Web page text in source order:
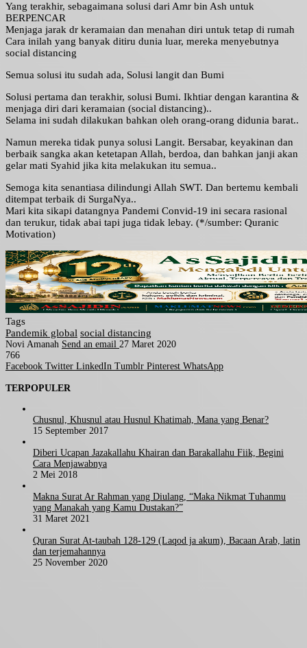
Yang terakhir, sebagaimana solusi dari Amr bin Ash untuk
BERPENCAR
Menjaga jarak dr keramaian dan menahan diri untuk tetap di rumah
Cara inilah yang banyak ditiru dunia luar, mereka menyebutnya
social distancing
Semua solusi itu sudah ada, Solusi langit dan Bumi
Solusi pertama dan terakhir, solusi Bumi. Ikhtiar dengan karantina &
menjaga diri dari keramaian (social distancing)..
Selama ini sudah dilakukan bahkan oleh orang-orang didunia barat..
Namun mereka tidak punya solusi Langit. Bersabar, keyakinan dan
berbaik sangka akan ketetapan Allah, berdoa, dan bahkan janji akan
gelar mati Syahid jika kita melakukan itu semua..
Semoga kita senantiasa dilindungi Allah SWT. Dan bertemu kembali
ditempat terbaik di SurgaNya..
Mari kita sikapi datangnya Pandemi Convid-19 ini secara rasional
dan terukur, tidak abai tapi juga tidak lebay. (*/sumber: Quranic
Motivation)
Tags
Pandemik global social distancing
Novi Amanah Send an email 27 Maret 2020
766
Facebook Twitter LinkedIn Tumblr Pinterest WhatsApp
TERPOPULER
Chusnul, Khusnul atau Husnul Khatimah, Mana yang Benar?
15 September 2017
Diberi Ucapan Jazakallahu Khairan dan Barakallahu Fiik, Begini
Cara Menjawabnya
2 Mei 2018
Makna Surat Ar Rahman yang Diulang, “Maka Nikmat Tuhanmu
yang Manakah yang Kamu Dustakan?”
31 Maret 2021
Quran Surat At-taubah 128-129 (Laqod ja akum), Bacaan Arab, latin
dan terjemahannya
25 November 2020